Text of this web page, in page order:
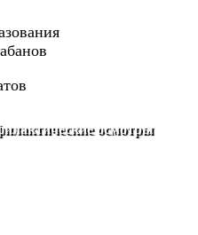
образования
осмотры